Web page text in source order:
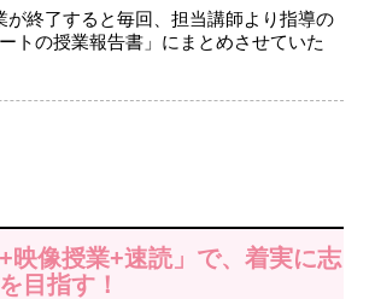
が終了すると毎回、担当講師より指導の
トの授業報告書」にまとめさせていた
+映像授業+速読」で、着実に志
目指す！